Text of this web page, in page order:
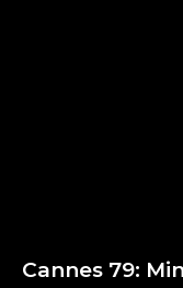
Cannes 79: